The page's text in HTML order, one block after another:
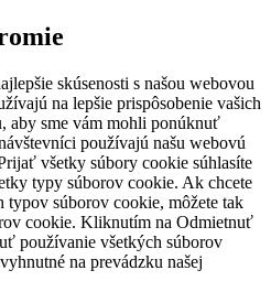
skúsenosti s našou webovou
na lepšie prispôsobenie vašich
aby sme vám mohli ponúknuť
používajú našu webovú
všetky súbory cookie súhlasíte
typy súborov cookie. Ak chcete
súborov cookie, môžete tak
cookie. Kliknutím na Odmietnuť
používanie všetkých súborov
na prevádzku našej